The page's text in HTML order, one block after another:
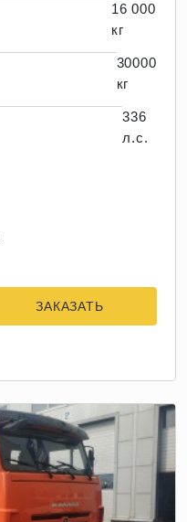
16 000
кг
30000
кг
336
л.с.
ЗАКАЗАТЬ